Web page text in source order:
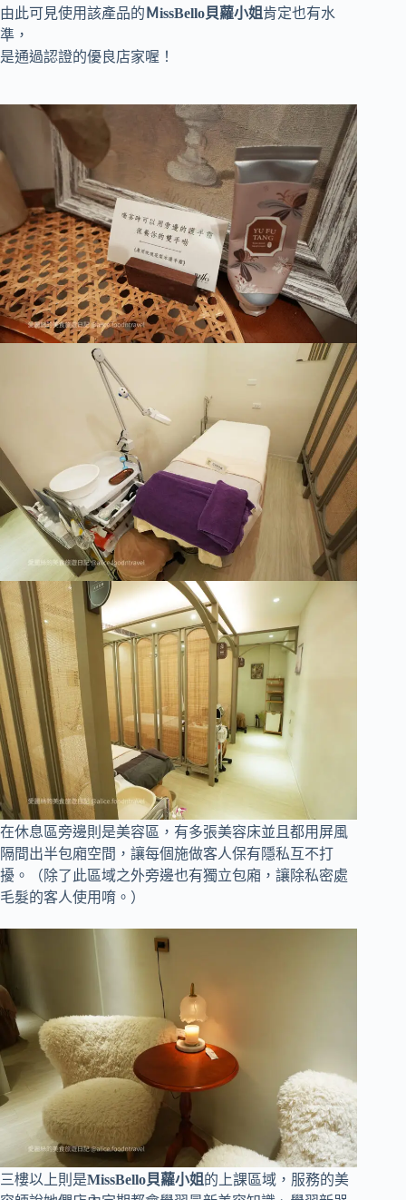
由此可見使用該產品的 ＭissBello貝蘿小姐 肯定也有水
準，
是通過認證的優良店家喔！
在休息區旁邊則是美容區，有多張美容床並且都用屏風
隔間出半包廂空間，讓每個施做客人保有隱私互不打
擾。（除了此區域之外旁邊也有獨立包廂，讓除私密處
毛髮的客人使用唷。）
三樓以上則是MissBello貝蘿小姐 的上課區域，服務的美